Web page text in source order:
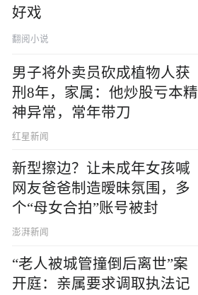
好戏
翻阅小说
男子将外卖员砍成植物人获
刑8年，家属：他炒股亏本精
神异常，常年带刀
红星新闻
新型擦边？让未成年女孩喊
网友爸爸制造暧昧氛围，多
个“母女合拍”账号被封
澎湃新闻
“老人被城管撞倒后离世”案
开庭：亲属要求调取执法记